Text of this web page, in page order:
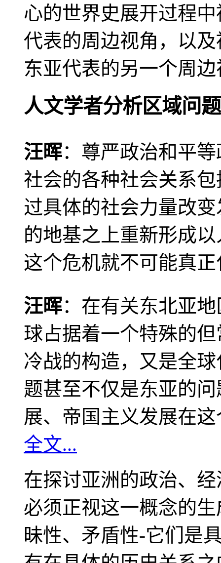
心的世界史展开过程
代表的周边视角，以
东亚代表的另一个周
人文学者分析区域问题
汪晖：尊严政治和平
社会的各种社会关系
过具体的社会力量改
的地基之上重新形成
这个危机就不可能真
汪晖：在有关东北亚
球占据着一个特殊的
冷战的构造，又是全
题甚至不仅是东亚的
展、帝国主义发展在
全文...
在探讨亚洲的政治、
必须正视这一概念的
昧性、矛盾性-它们是